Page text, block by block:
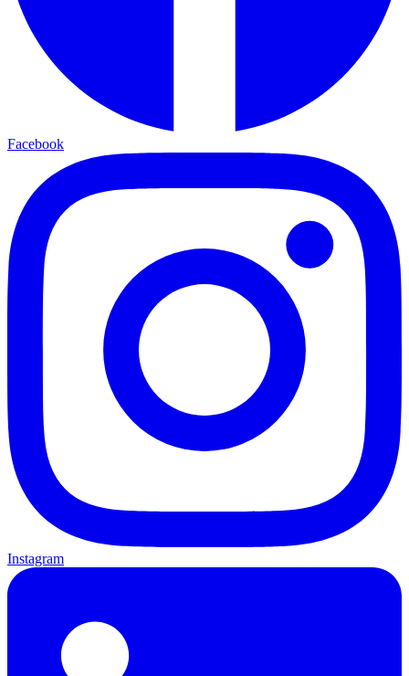
Facebook
Instagram